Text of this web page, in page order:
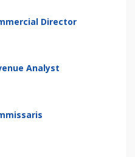
Director
Analyst